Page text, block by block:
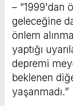
– “1999'dan
geleceğine
önlem
yaptığı
depremi
beklenen
yaşanmadı.”